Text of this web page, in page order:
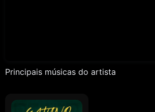
Principais músicas do artista